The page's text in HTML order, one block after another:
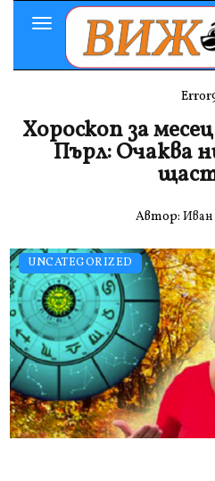
Toggle
Navigation
UNCATEGORIZED
Хороскоп за
Пърл: Очаква
Автор: Иван